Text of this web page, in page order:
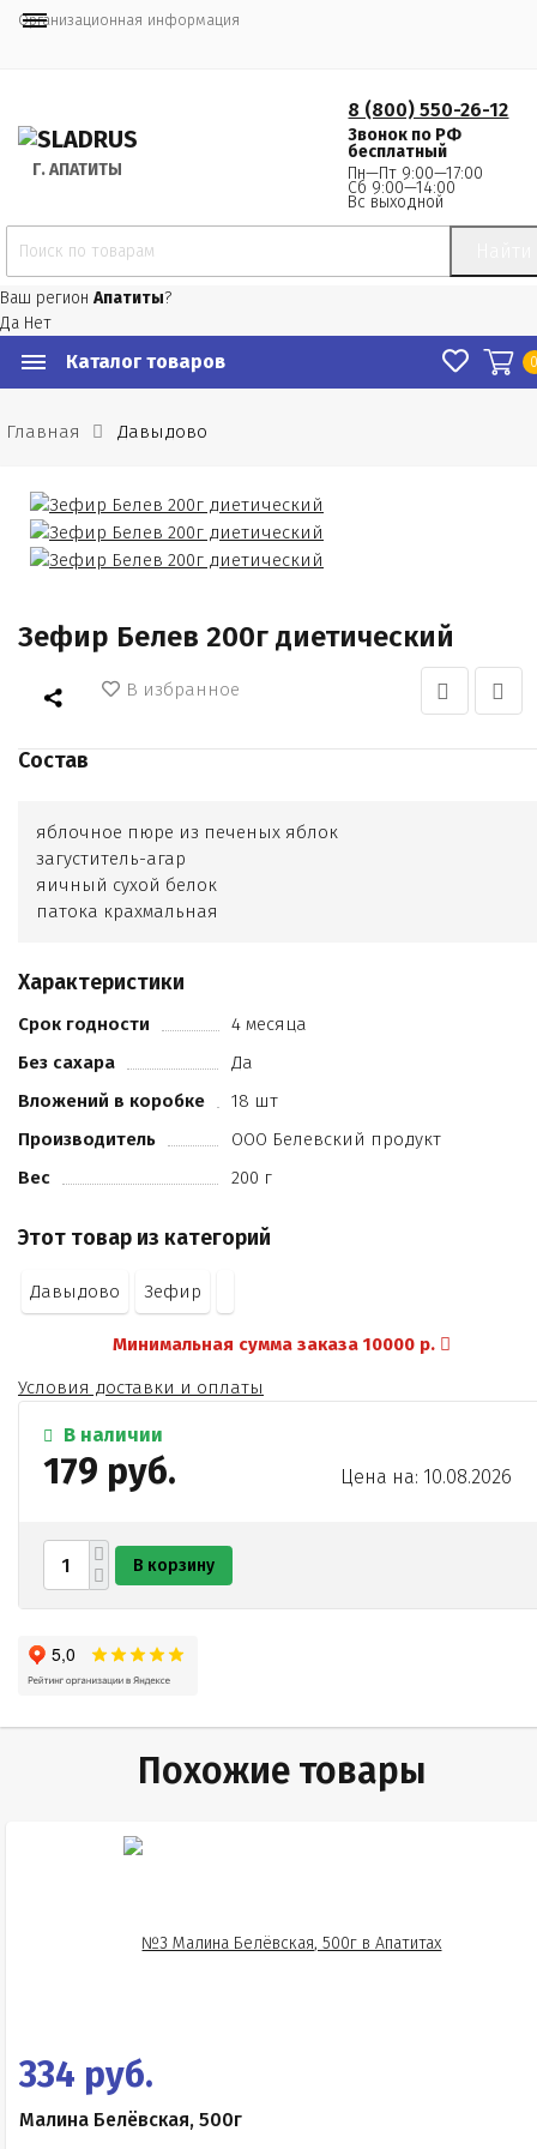
Организационная информация
Г. АПАТИТЫ
8 (800) 550-26-12
Звонок по РФ
бесплатный
Пн—Пт 9:00—17:00
Сб 9:00—14:00
Вс выходной
Ваш регион Апатиты?
Да Нет
Каталог товаров
Главная Давыдово
Зефир Белев 200г диетический
В избранное
Состав
яблочное пюре из печеных яблок
загуститель-агар
яичный сухой белок
патока крахмальная
Характеристики
Срок годности
4 месяца
Без сахара
Да
Вложений в коробке
18 шт
Производитель
ООО Белевский продукт
Вес
200 г
Этот товар из категорий
Давыдово Зефир
Минимальная сумма заказа 10000 р.
Условия доставки и оплаты
В наличии
179 руб. Цена на: 10.08.2026
В корзину
Похожие товары
334 руб.
Малина Белёвская, 500г